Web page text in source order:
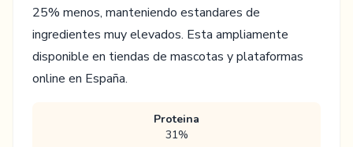
25% menos, manteniendo estandares de
ingredientes muy elevados. Esta ampliamente
disponible en tiendas de mascotas y plataformas
online en España.
Proteina
31%